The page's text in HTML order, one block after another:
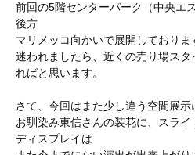
前回の5階センターパーク（中央エ
後方
マリメッコ向かいで展開しておりま
迷われましたら、近くの売り場ス
ればと思います。
さて、今回はまた少し違う空間展示
お馴染み東信さんの装花に、スラ
ディスプレイは